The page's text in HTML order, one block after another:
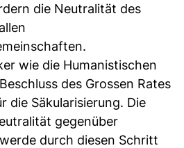
die Neutralität des
wie die Humanistischen
des Grossen Rates
die Säkularisierung. Die
gegenüber
durch diesen Schritt